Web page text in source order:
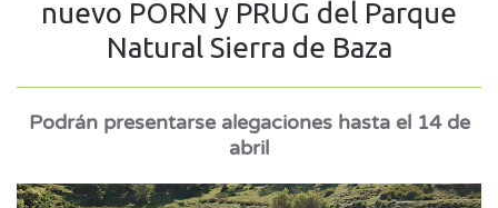
nuevo PORN y PRUG del Parque
Natural Sierra de Baza
Podrán presentarse alegaciones hasta el 14 de
abril